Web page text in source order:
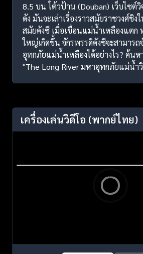
8.5 บน โต้วป้าน (Douban) เว็บไซต์
ดัง มันจะเล่าเรื่องราวสมัยราชวงศ์ชิ
สมัยคังซี เมื่อเขื่อนแม่น้ำเหลืองแตก
ใหญ่เกิดขึ้น จักรพรรดิคังซีจะสามารถ
อุทกภัยแม่น้ำเหลืองได้อย่างไร? ค้น
"The Long River มหาอุทกภัยแม่น้ำ
เครื่องเล่นวิดีโอ (พากย์ไทย)